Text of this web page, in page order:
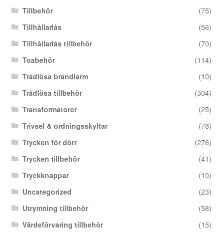
Tillbehör
(75)
Tillhållarlås
(56)
Tillhållarlås tillbehör
(70)
Toabehör
(114)
Trådlösa brandlarm
(10)
Trådlösa tillbehör
(304)
Transformatorer
(25)
Trivsel & ordningsskyltar
(78)
Trycken för dörr
(276)
Trycken tillbehör
(41)
Tryckknappar
(10)
Uncategorized
(23)
Utrymning tillbehör
(58)
Värdeförvaring tillbehör
(15)